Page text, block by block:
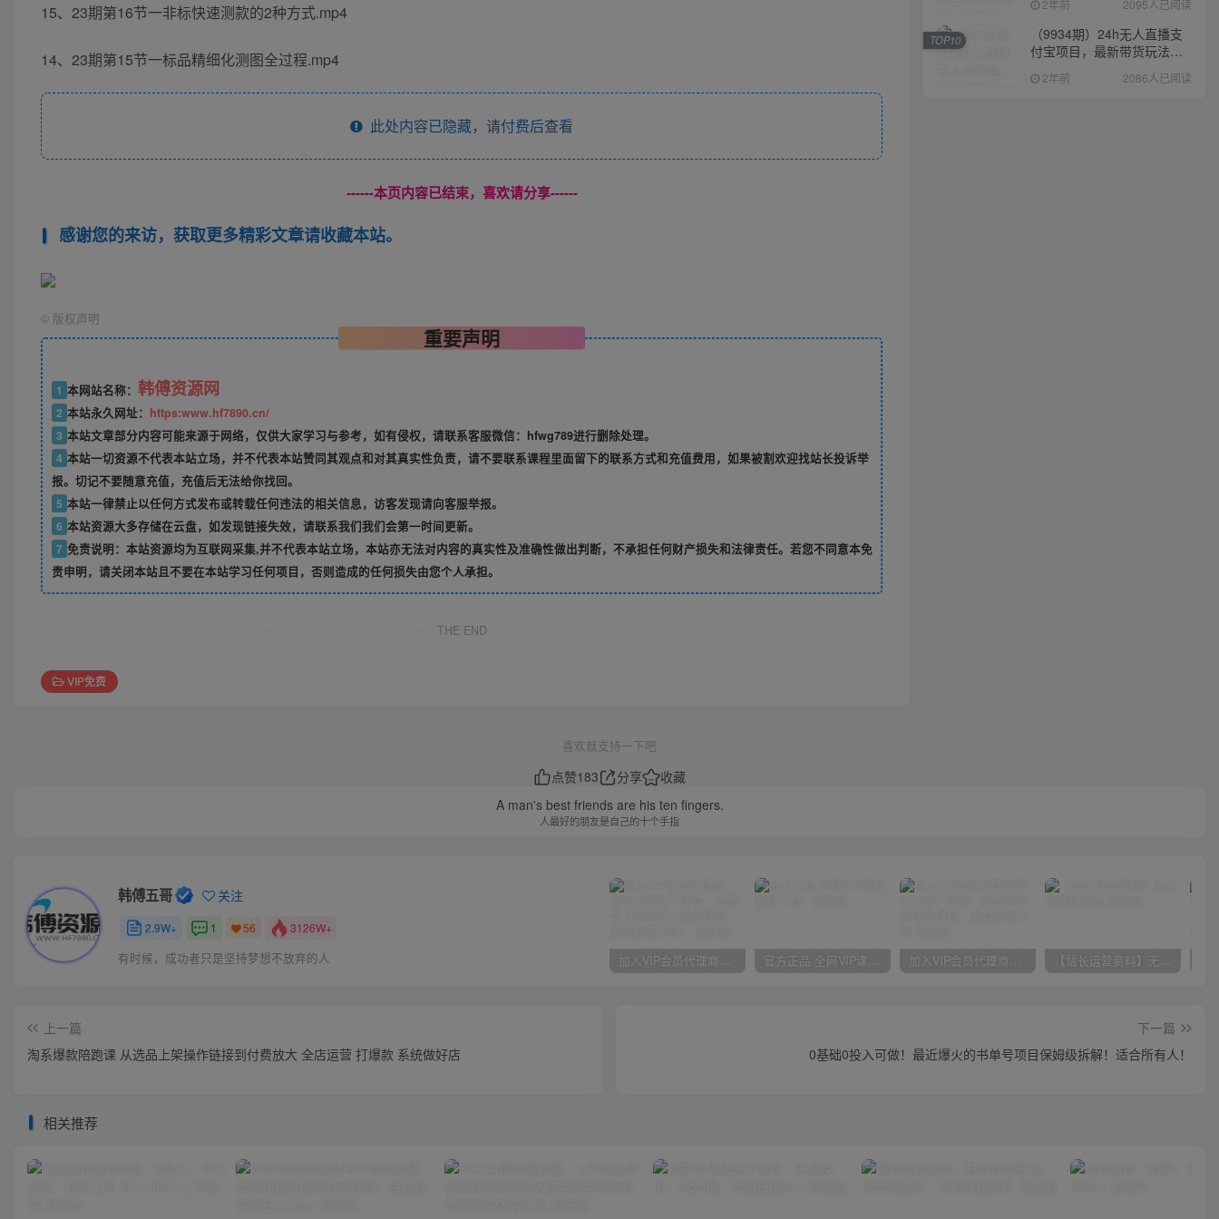
15、23期第16节一非标快速测款的2种方式.mp4
14、23期第15节一标品精细化测图全过程.mp4
此处内容已隐藏，请付费后查看
------本页内容已结束，喜欢请分享------
感谢您的来访，获取更多精彩文章请收藏本站。
© 版权声明
重要声明
1 本网站名称： 韩傅资源网
2 本站永久网址： https:www.hf7890.cn/
3 本站文章部分内容可能来源于网络，仅供大家学习与参考，如有侵权，请联系客服微信：hfwg789进行删除处理。
4 本站一切资源不代表本站立场，并不代表本站赞同其观点和对其真实性负责，请不要联系课程里面留下的联系方式和充值费用，如果被割欢迎找站长投诉举
报。切记不要随意充值，充值后无法给你找回。
5 本站一律禁止以任何方式发布或转载任何违法的相关信息，访客发现请向客服举报。
6 本站资源大多存储在云盘，如发现链接失效，请联系我们我们会第一时间更新。
7 免责说明：本站资源均为互联网采集,并不代表本站立场，本站亦无法对内容的真实性及准确性做出判断，不承担任何财产损失和法律责任。若您不同意本免
责申明，请关闭本站且不要在本站学习任何项目，否则造成的任何损失由您个人承担。
THE END
VIP免费
喜欢就支持一下吧
点赞183 分享
收藏
A man's best friends are his ten fingers.
人最好的朋友是自己的十个手指
韩傅五哥 关注
2.9W+ 1 56 3126W+
有时候，成功者只是坚持梦想不放弃的人 加入VIP会员代理商，享90%的推广提成，免费学习多种网上创业课程，菜鸟秒变大神！ 官方正品 全网VIP课程 无损下载~ 加入VIP会员代理商享90%推广提成，免费学多种网创课程，菜鸟秒变大神 【站长运营资料】无水印课程资源
上一篇
淘系爆款陪跑课 从选品上架操作链接到付费放大 全店运营 打爆款 系统做好店
下一篇
0基础0投入可做！最近爆火的书单号项目保姆级拆解！适合所有人！
相关推荐
2年前 2095人已阅读
（9934期）24h无人直播支
付宝项目，最新带货玩法，
纯躺赚实测日入500+
2年前 2086人已阅读
TOP10